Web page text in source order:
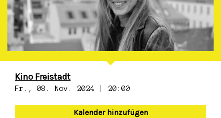
Kino Freistadt
Fr., 08. Nov. 2024 | 20:00
Kalender hinzufügen